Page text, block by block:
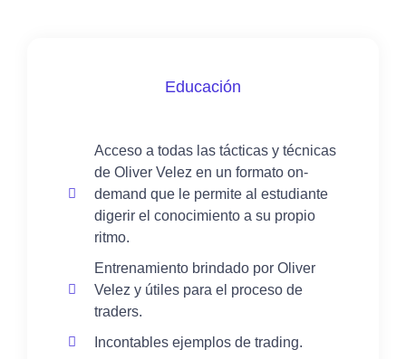
Educación
Acceso a todas las tácticas y técnicas
de Oliver Velez en un formato on-
demand que le permite al estudiante
digerir el conocimiento a su propio
ritmo.
Entrenamiento brindado por Oliver
Velez y útiles para el proceso de
traders.
Incontables ejemplos de trading.